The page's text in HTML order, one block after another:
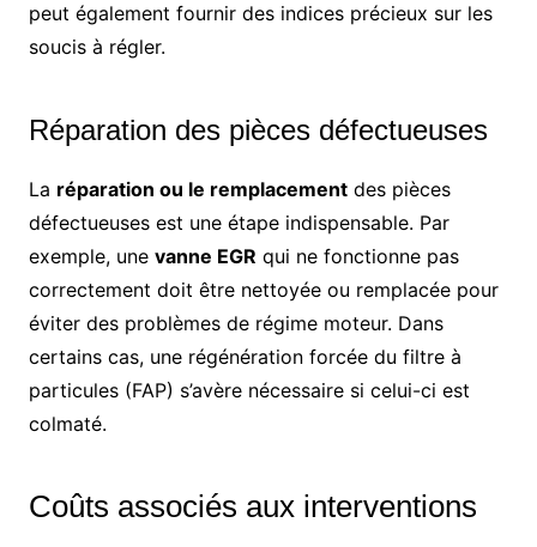
peut également fournir des indices précieux sur les
soucis à régler.
Réparation des pièces défectueuses
La réparation ou le remplacementdes pièces
défectueuses est une étape indispensable. Par
exemple, une vanne EGR qui ne fonctionne pas
correctement doit être nettoyée ou remplacée pour
éviter des problèmes de régime moteur. Dans
certains cas, une régénération forcée du filtre à
particules (FAP) s’avère nécessaire si celui-ci est
colmaté.
Coûts associés aux interventions